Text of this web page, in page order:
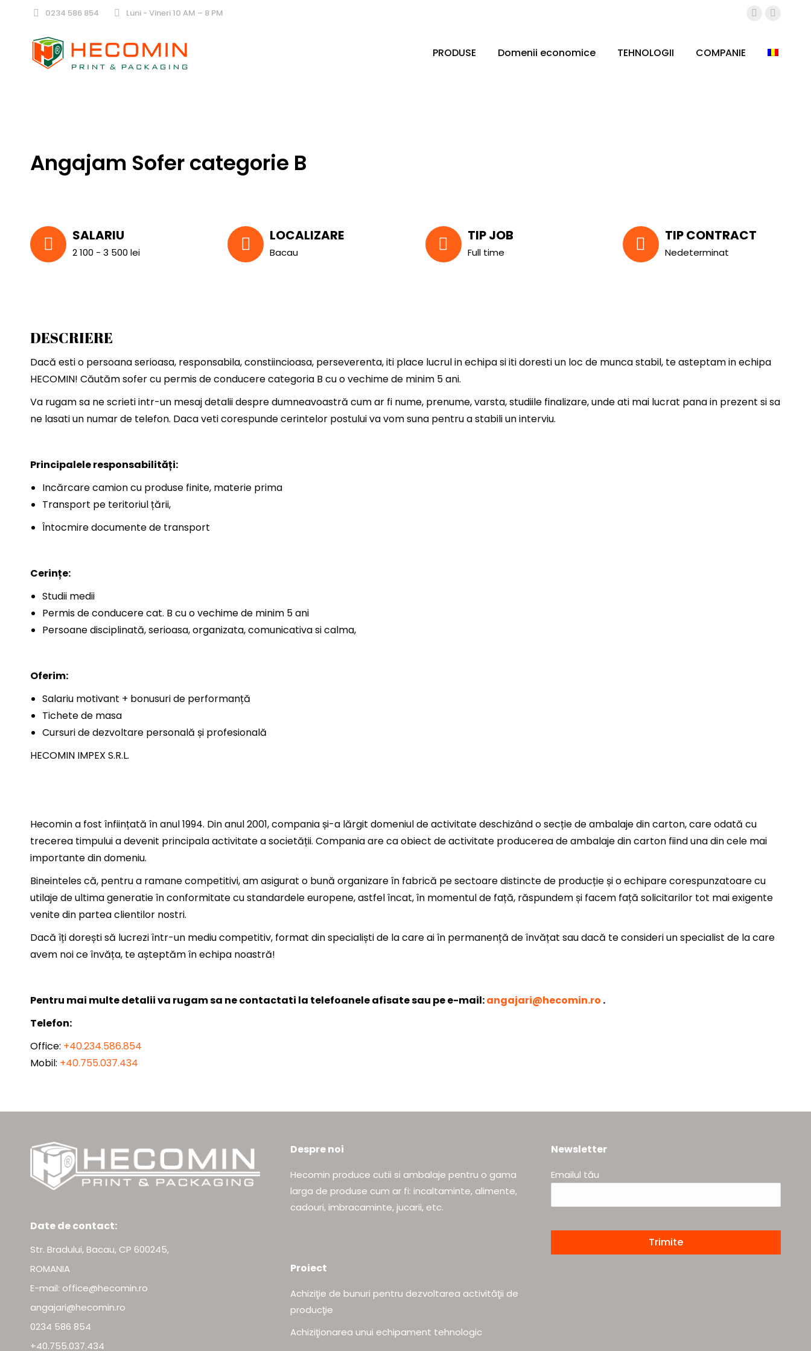
0234 586 854 Luni - Vineri 10 AM – 8 PM
Facebook
opensopens
PRODUSE Domenii economice TEHNOLOGII COMPANIE
Angajam Sofer categorie B
SALARIU
2 100 - 3 500 lei
LOCALIZARE
Bacau
TIP JOB
Full time
TIP CONTRACT
Nedeterminat
DESCRIERE
Dacă esti o persoana serioasa, responsabila, constiincioasa, perseverenta, iti place lucrul in echipa si iti doresti un loc de munca stabil, te asteptam in echipa
HECOMIN! Căutăm sofer cu permis de conducere categoria B cu o vechime de minim 5 ani.
Va rugam sa ne scrieti intr-un mesaj detalii despre dumneavoastră cum ar fi nume, prenume, varsta, studiile finalizare, unde ati mai lucrat pana in prezent si sa
ne lasati un numar de telefon. Daca veti corespunde cerintelor postului va vom suna pentru a stabili un interviu.
Principalele responsabilități:
Incărcare camion cu produse finite, materie prima
Transport pe teritoriul țării,
Întocmire documente de transport
Cerințe:
Studii medii
Permis de conducere cat. B cu o vechime de minim 5 ani
Persoane disciplinată, serioasa, organizata, comunicativa si calma,
Oferim:
Salariu motivant + bonusuri de performanță
Tichete de masa
Cursuri de dezvoltare personală și profesională
HECOMIN IMPEX S.R.L.
Hecomin a fost înființată în anul 1994. Din anul 2001, compania și-a lărgit domeniul de activitate deschizând o secție de ambalaje din carton, care odată cu
trecerea timpului a devenit principala activitate a societății. Compania are ca obiect de activitate producerea de ambalaje din carton fiind una din cele mai
importante din domeniu.
Bineinteles că, pentru a ramane competitivi, am asigurat o bună organizare în fabrică pe sectoare distincte de producție și o echipare corespunzatoare cu
utilaje de ultima generatie în conformitate cu standardele europene, astfel încat, în momentul de față, răspundem și facem față solicitarilor tot mai exigente
venite din partea clientilor nostri.
Dacă îți dorești să lucrezi într-un mediu competitiv, format din specialiști de la care ai în permanență de învățat sau dacă te consideri un specialist de la care
avem noi ce învăța, te așteptăm în echipa noastră!
Pentru mai multe detalii va rugam sa ne contactati la telefoanele afisate sau pe e-mail:angajari@hecomin.ro .
Telefon:
Office: +40.234.586.854
Mobil: +40.755.037.434
Despre noi
Hecomin produce cutii si ambalaje pentru o gama
larga de produse cum ar fi: incaltaminte, alimente,
cadouri, imbracaminte, jucarii, etc.
Newsletter
Emailul tău
this
Date de contact:
Str. Bradului, Bacau, CP 600245,
ROMANIA
E-mail: office@hecomin.ro
angajari@hecomin.ro
0234 586 854
+40.755.037.434
Proiect
Achiziţie de bunuri pentru dezvoltarea activităţii de
producţie
Achiziţionarea unui echipament tehnologic